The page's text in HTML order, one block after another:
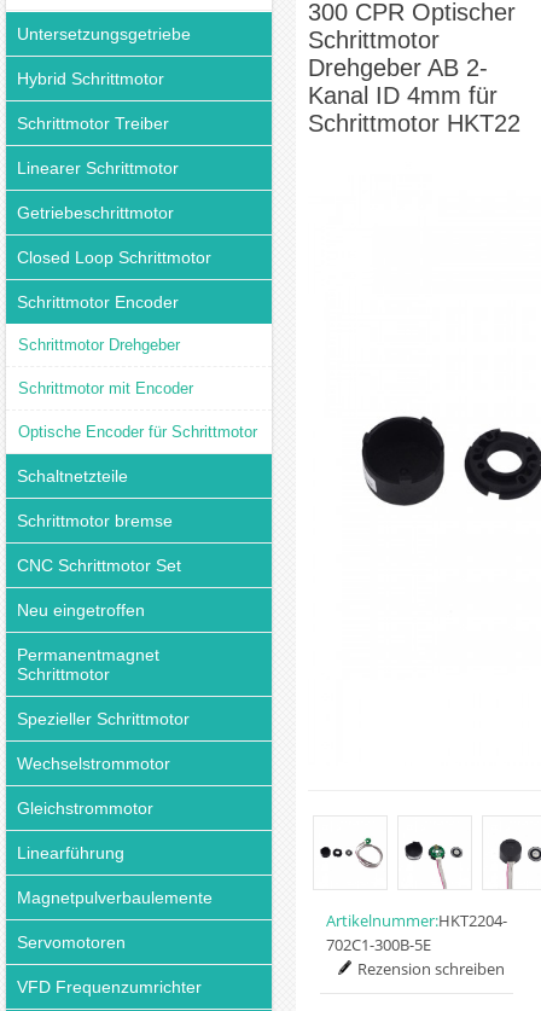
Untersetzungsgetriebe
Hybrid Schrittmotor
Schrittmotor Treiber
Linearer Schrittmotor
Getriebeschrittmotor
Closed Loop Schrittmotor
Schrittmotor Encoder
Schrittmotor Drehgeber
Schrittmotor mit Encoder
Optische Encoder für Schrittmotor
Schaltnetzteile
Schrittmotor bremse
CNC Schrittmotor Set
Neu eingetroffen
Permanentmagnet
Schrittmotor
Spezieller Schrittmotor
Wechselstrommotor
Gleichstrommotor
Linearführung
Magnetpulverbaulemente
Servomotoren
VFD Frequenzumrichter
300 CPR Optischer
Schrittmotor
Drehgeber AB 2-
Kanal ID 4mm für
Schrittmotor HKT22
Artikelnummer:HKT2204-
702C1-300B-5E
Rezension schreiben